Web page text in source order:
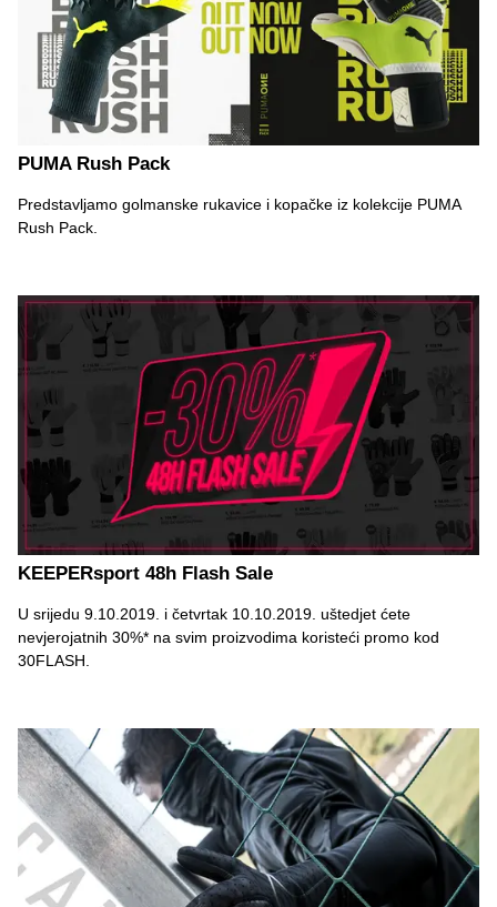
PUMA Rush Pack
Predstavljamo golmanske rukavice i kopačke iz kolekcije PUMA
Rush Pack.
KEEPERsport 48h Flash Sale
U srijedu 9.10.2019. i četvrtak 10.10.2019. uštedjet ćete
nevjerojatnih 30%* na svim proizvodima koristeći promo kod
30FLASH.